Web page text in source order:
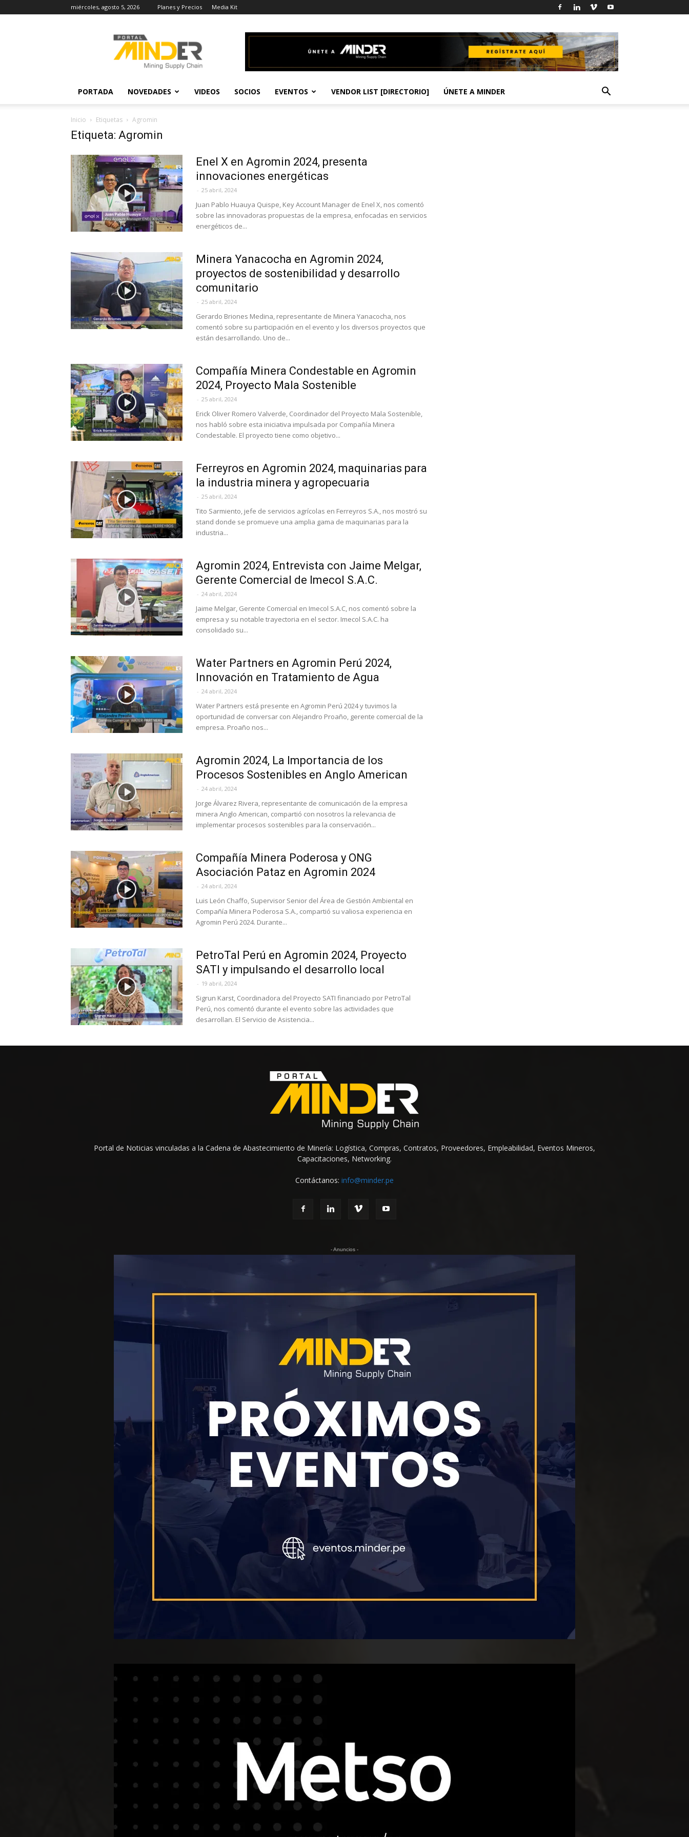
miércoles, agosto 5, 2026 Planes y Precios Media Kit
Actualidad
Minera
PORTADA NOVEDADES VIDEOS SOCIOS EVENTOS VENDOR LIST [DIRECTORIO] ÚNETE A MINDER
Inicio Etiquetas Agromin
Etiqueta: Agromin
Enel X en Agromin 2024, presenta
innovaciones energéticas
- 25 abril, 2024
Juan Pablo Huauya Quispe, Key Account Manager de Enel X, nos comentó
sobre las innovadoras propuestas de la empresa, enfocadas en servicios
energéticos de...
Minera Yanacocha en Agromin 2024,
proyectos de sostenibilidad y desarrollo
comunitario
- 25 abril, 2024
Gerardo Briones Medina, representante de Minera Yanacocha, nos
comentó sobre su participación en el evento y los diversos proyectos que
están desarrollando. Uno de...
Compañía Minera Condestable en Agromin
2024, Proyecto Mala Sostenible
- 25 abril, 2024
Erick Oliver Romero Valverde, Coordinador del Proyecto Mala Sostenible,
nos habló sobre esta iniciativa impulsada por Compañía Minera
Condestable. El proyecto tiene como objetivo...
Ferreyros en Agromin 2024, maquinarias para
la industria minera y agropecuaria
- 25 abril, 2024
Tito Sarmiento, jefe de servicios agrícolas en Ferreyros S.A., nos mostró su
stand donde se promueve una amplia gama de maquinarias para la
industria...
Agromin 2024, Entrevista con Jaime Melgar,
Gerente Comercial de Imecol S.A.C.
- 24 abril, 2024
Jaime Melgar, Gerente Comercial en Imecol S.A.C, nos comentó sobre la
empresa y su notable trayectoria en el sector. Imecol S.A.C. ha
consolidado su...
Water Partners en Agromin Perú 2024,
Innovación en Tratamiento de Agua
- 24 abril, 2024
Water Partners está presente en Agromin Perú 2024 y tuvimos la
oportunidad de conversar con Alejandro Proaño, gerente comercial de la
empresa. Proaño nos...
Agromin 2024, La Importancia de los
Procesos Sostenibles en Anglo American
- 24 abril, 2024
Jorge Álvarez Rivera, representante de comunicación de la empresa
minera Anglo American, compartió con nosotros la relevancia de
implementar procesos sostenibles para la conservación...
Compañía Minera Poderosa y ONG
Asociación Pataz en Agromin 2024
- 24 abril, 2024
Luis León Chaffo, Supervisor Senior del Área de Gestión Ambiental en
Compañía Minera Poderosa S.A., compartió su valiosa experiencia en
Agromin Perú 2024. Durante...
PetroTal Perú en Agromin 2024, Proyecto
SATI y impulsando el desarrollo local
- 19 abril, 2024
Sigrun Karst, Coordinadora del Proyecto SATI financiado por PetroTal
Perú, nos comentó durante el evento sobre las actividades que
desarrollan. El Servicio de Asistencia...
Portal de Noticias vinculadas a la Cadena de Abastecimiento de Minería: Logística, Compras, Contratos, Proveedores, Empleabilidad, Eventos Mineros,
Capacitaciones, Networking.
Contáctanos: info@minder.pe
- Anuncios -